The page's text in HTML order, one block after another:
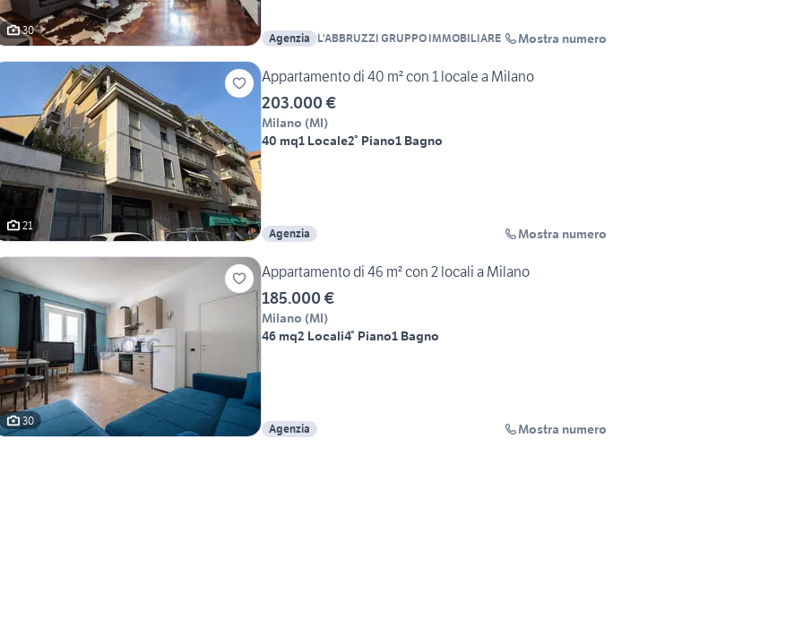
30
Agenzia L'ABBRUZZI GRUPPO IMMOBILIARE Mostra numero
21
Appartamento di 40 m² con 1 locale a Milano
203.000 €
Milano (MI)
40 mq1 Locale2° Piano1 Bagno
Agenzia Mostra numero
30
Appartamento di 46 m² con 2 locali a Milano
185.000 €
Milano (MI)
46 mq2 Locali4° Piano1 Bagno
Agenzia Mostra numero